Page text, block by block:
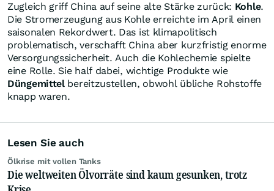
Zugleich griff China auf seine alte Stärke zurück: Kohle.
Die Stromerzeugung aus Kohle erreichte im April einen
saisonalen Rekordwert. Das ist klimapolitisch
problematisch, verschafft China aber kurzfristig enorme
Versorgungssicherheit. Auch die Kohlechemie spielte
eine Rolle. Sie half dabei, wichtige Produkte wie
Düngemittelbereitzustellen, obwohl übliche Rohstoffe
knapp waren.
Lesen Sie auch
Ölkrise mit vollen Tanks
Die weltweiten Ölvorräte sind kaum gesunken, trotz